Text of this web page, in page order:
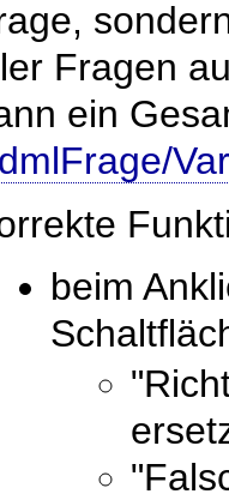
Fragen
ein
beim